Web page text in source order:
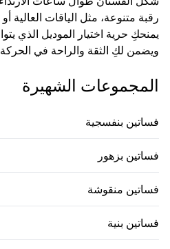
رقبة متنوعة، مثل الياقات العالية أو
يمنحكِ حرية اختيار الموديل الذي
ويضمن لكِ الثقة والراحة في
المجموعات الشهيرة
فساتين بنفسجية
فساتين بزهور
فساتين منقوشة
فساتين بنية